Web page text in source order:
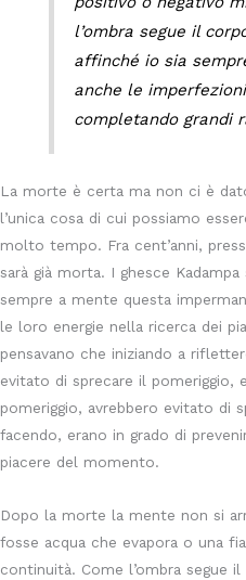
l’ombra segue il
affinché io sia
anche le
completando grandi
La morte è certa ma non ci è
l’unica cosa di cui possiamo
molto tempo. Fra cent’anni,
sarà già morta. I ghesce
sempre a mente questa
le loro energie nella ricerca dei
pensavano che iniziando a
evitato di sprecare il pomeriggio,
pomeriggio, avrebbero evitato di
facendo, erano in grado di
piacere del momento.
Dopo la morte la mente non si
fosse acqua che evapora o una
continuità. Come l’ombra segue